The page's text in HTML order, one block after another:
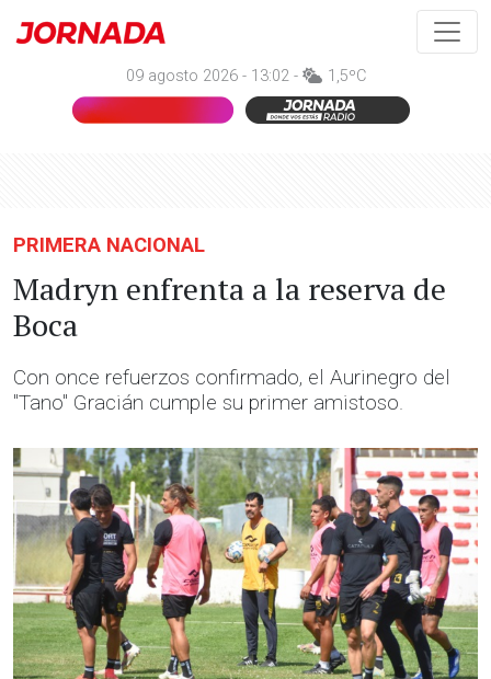
09 agosto 2026 - 13:02 - 1,5ºC
PRIMERA NACIONAL
Madryn enfrenta a la reserva de
Boca
Con once refuerzos confirmado, el Aurinegro del
"Tano" Gracián cumple su primer amistoso.